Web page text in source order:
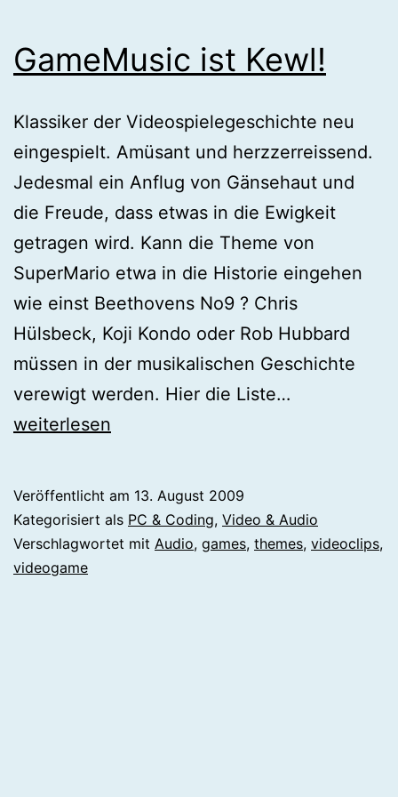
GameMusic ist Kewl!
Klassiker der Videospielegeschichte neu
eingespielt. Amüsant und herzzerreissend.
Jedesmal ein Anflug von Gänsehaut und
die Freude, dass etwas in die Ewigkeit
getragen wird. Kann die Theme von
SuperMario etwa in die Historie eingehen
wie einst Beethovens No9 ? Chris
Hülsbeck, Koji Kondo oder Rob Hubbard
müssen in der musikalischen Geschichte
verewigt werden. Hier die Liste…
weiterlesen
Veröffentlicht am 13. August 2009
Kategorisiert als PC & Coding, Video & Audio
Verschlagwortet mit Audio, games, themes, videoclips,
videogame